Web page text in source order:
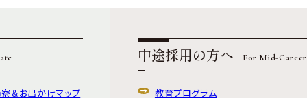
＆お出かけマップ
中途採用の方へ For Mid-Career
教育プログラム